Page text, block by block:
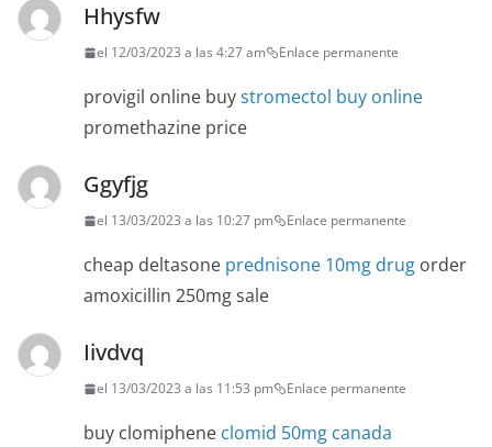
Hhysfw
el 12/03/2023 a las 4:27 am Enlace permanente
provigil online buystromectol buy online
promethazine price
Ggyfjg
el 13/03/2023 a las 10:27 pm Enlace permanente
cheap deltasone prednisone 10mg drug order
amoxicillin 250mg sale
Iivdvq
el 13/03/2023 a las 11:53 pm Enlace permanente
buy clomiphene clomid 50mg canada